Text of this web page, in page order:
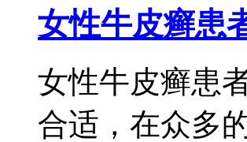
女性牛皮癣患
女性牛皮癣患
合适，在众多